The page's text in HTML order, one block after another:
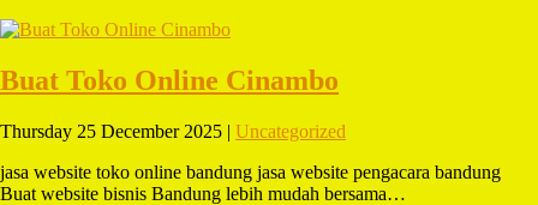
Buat Toko Online Cinambo
Thursday 25 December 2025 | Uncategorized
jasa website toko online bandung jasa website pengacara bandung
Buat website bisnis Bandung lebih mudah bersama…